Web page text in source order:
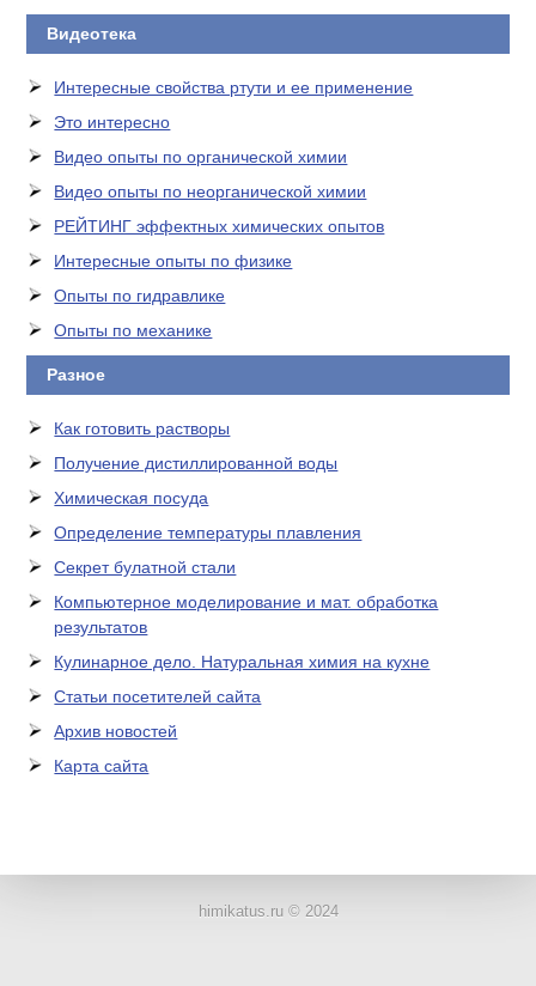
Видеотека
Интересные свойства ртути и ее применение
Это интересно
Видео опыты по органической химии
Видео опыты по неорганической химии
РЕЙТИНГ эффектных химических опытов
Интересные опыты по физике
Опыты по гидравлике
Опыты по механике
Разное
Как готовить растворы
Получение дистиллированной воды
Химическая посуда
Определение температуры плавления
Секрет булатной стали
Компьютерное моделирование и мат. обработка
результатов
Кулинарное дело. Натуральная химия на кухне
Статьи посетителей сайта
Архив новостей
Карта сайта
himikatus.ru © 2024